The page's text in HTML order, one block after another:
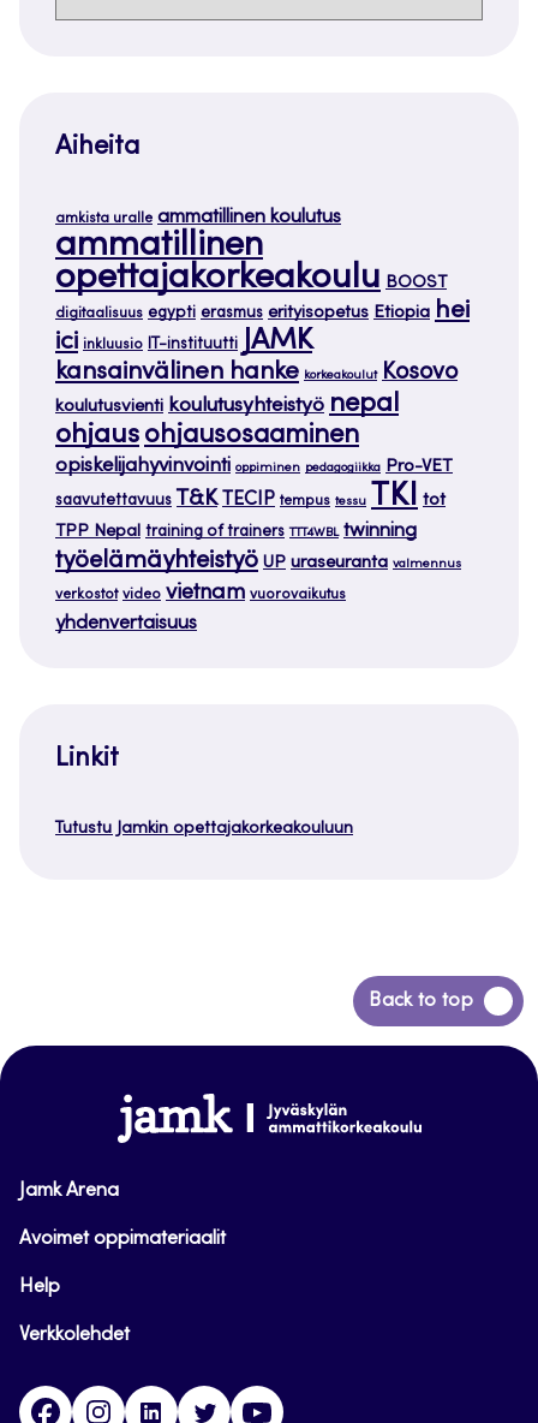
Aiheita
amkista uralle ammatillinen koulutus
ammatillinen
opettajakorkeakoulu BOOST
digitaalisuus egypti erasmus erityisopetus Etiopia hei
ici inkluusio IT-instituutti JAMK
kansainvälinen hanke korkeakoulut Kosovo
koulutusvienti koulutusyhteistyö nepal
ohjaus ohjausosaaminen
opiskelijahyvinvointi oppiminen pedagogiikka Pro-VET
saavutettavuus T&K TECIP tempus tessu TKI tot
TPP Nepal training of trainers TTT4WBL twinning
työelämäyhteistyö UP uraseuranta valmennus
verkostot video vietnam vuorovaikutus
yhdenvertaisuus
Linkit
Tutustu Jamkin opettajakorkeakouluun
Back to top
Siirry
takaisin
www.jamk.fi
Jamk Arena
Avoimet oppimateriaalit
Help
Verkkolehdet
FacebookInstagramLinkedinTwitter